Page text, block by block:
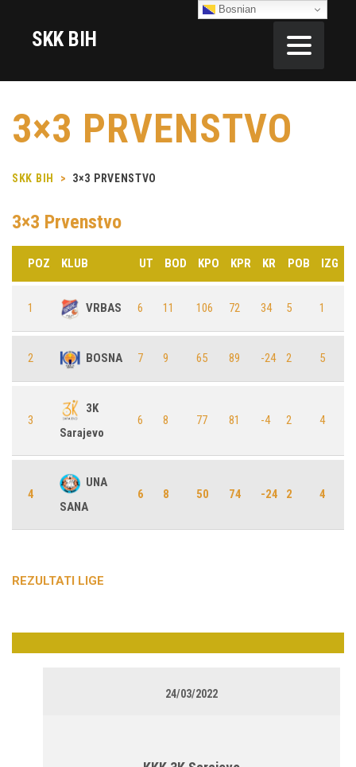
SKK BIH
3×3 PRVENSTVO
SKK BIH > 3×3 PRVENSTVO
3×3 Prvenstvo
POZ KLUB UT BOD KPO KPR KR POB IZG
1 VRBAS 6 11 106 72 34 5 1
2 BOSNA 7 9 65 89 -24 2 5
3
3K
Sarajevo
6 8 77 81 -4 2 4
4
UNA
SANA
6 8 50 74 -24 2 4
REZULTATI LIGE
24/03/2022
Bosnian